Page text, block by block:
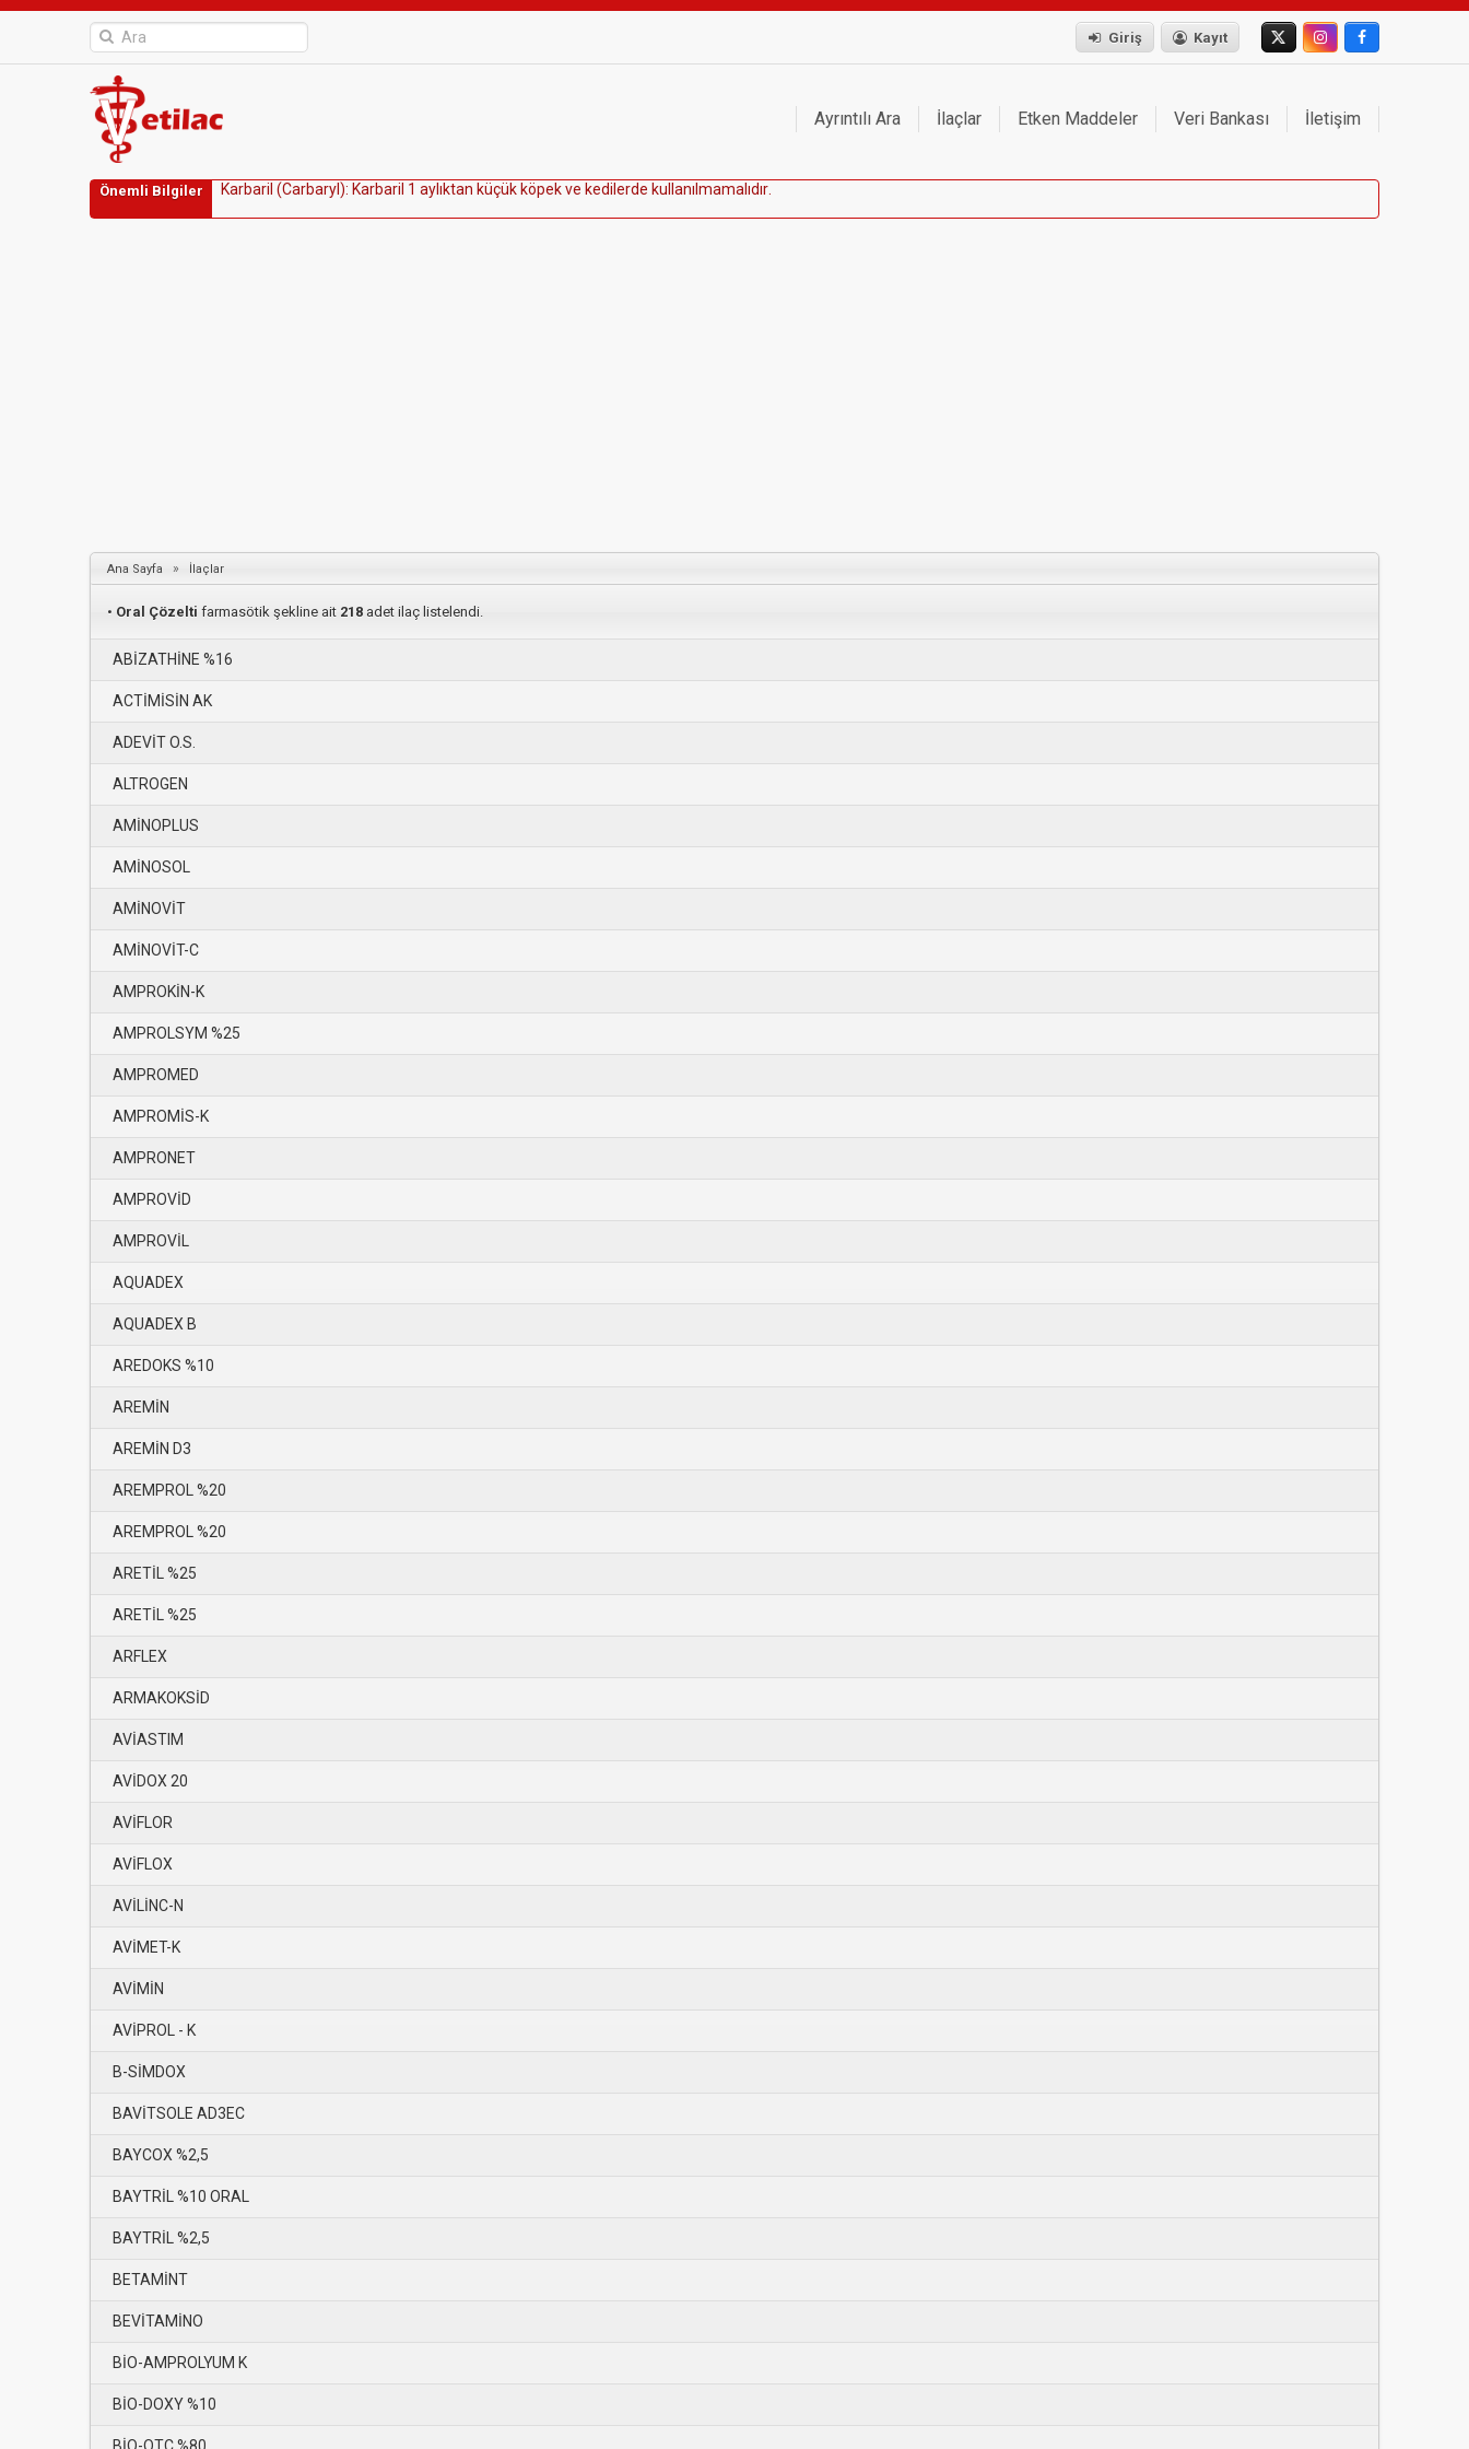
Giriş Kayıt
Ayrıntılı Ara İlaçlar Etken Maddeler Veri Bankası İletişim
Önemli Bilgiler Karbari (Carbary): Karbari 1 ayıktan küçük köpekve kedi erde ku anı mama ıdır
Ana Sayfa » İlaçlar
• Oral Çözelti farmasötik şekline ait 218 adet ilaç listelendi.
ABİZATHİNE %16
ACTİMİSİN AK
ADEVİT O.S.
ALTROGEN
AMİNOPLUS
AMİNOSOL
AMİNOVİT
AMİNOVİT-C
AMPROKİN-K
AMPROLSYM %25
AMPROMED
AMPROMİS-K
AMPRONET
AMPROVİD
AMPROVİL
AQUADEX
AQUADEX B
AREDOKS %10
AREMİN
AREMİN D3
AREMPROL %20
AREMPROL %20
ARETİL %25
ARETİL %25
ARFLEX
ARMAKOKSİD
AVİASTIM
AVİDOX 20
AVİFLOR
AVİFLOX
AVİLİNC-N
AVİMET-K
AVİMİN
AVİPROL - K
B-SİMDOX
BAVİTSOLE AD3EC
BAYCOX %2,5
BAYTRİL %10 ORAL
BAYTRİL %2,5
BETAMİNT
BEVİTAMİNO
BİO-AMPROLYUM K
BİO-DOXY %10